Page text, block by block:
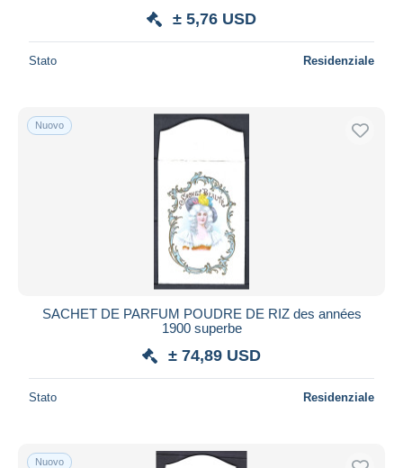
± 5,76 USD
Stato Residenziale
Nuovo
SACHET DE PARFUM POUDRE DE RIZ des années
1900 superbe
± 74,89 USD
Stato Residenziale
Nuovo